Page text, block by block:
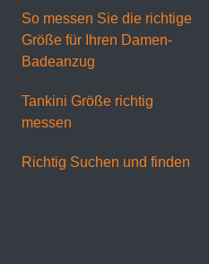
So messen Sie die richtige
Größe für Ihren Damen-
Badeanzug
Tankini Größe richtig
messen
Richtig Suchen und finden